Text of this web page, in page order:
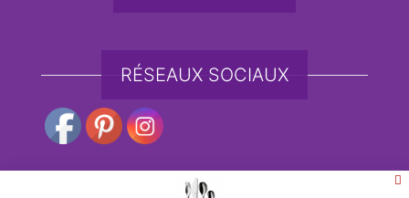
RÉSEAUX SOCIAUX